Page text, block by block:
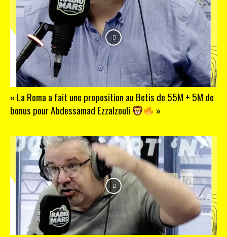
« La Roma a fait une proposition au Betis de 55M + 5M de
bonus pour Abdessamad Ezzalzouli
»